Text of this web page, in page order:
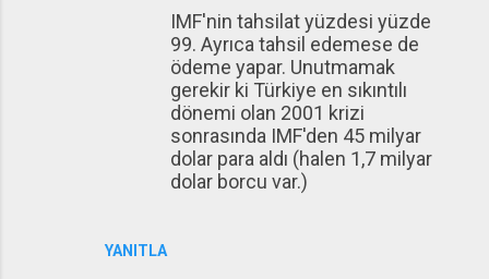
YANITLA
IMF'nin tahsilat yüzdesi yüzde
99. Ayrıca tahsil edemese de
ödeme yapar. Unutmamak
gerekir ki Türkiye en sıkıntılı
dönemi olan 2001 krizi
sonrasında IMF'den 45 milyar
dolar para aldı (halen 1,7 milyar
dolar borcu var.)